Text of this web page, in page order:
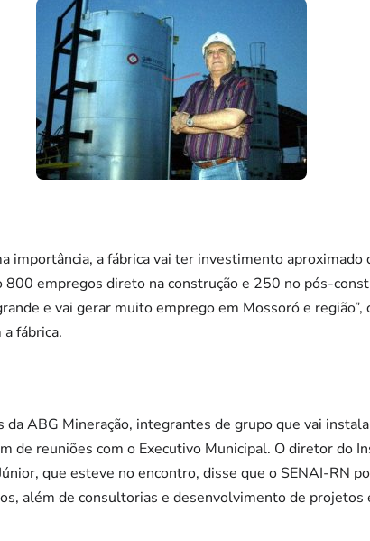
importância, a fábrica vai ter investimento
800 empregos direto na construção e 250 no pós-
e vai gerar muito emprego em Mossoró e
fábrica.
da ABG Mineração, integrantes de grupo que vai
de reuniões com o Executivo Municipal. O diretor do
que esteve no encontro, disse que o SENAI-RN
além de consultorias e desenvolvimento de projetos